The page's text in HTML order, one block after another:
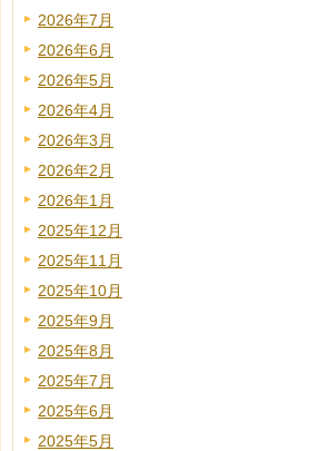
2026年7月
2026年6月
2026年5月
2026年4月
2026年3月
2026年2月
2026年1月
2025年12月
2025年11月
2025年10月
2025年9月
2025年8月
2025年7月
2025年6月
2025年5月